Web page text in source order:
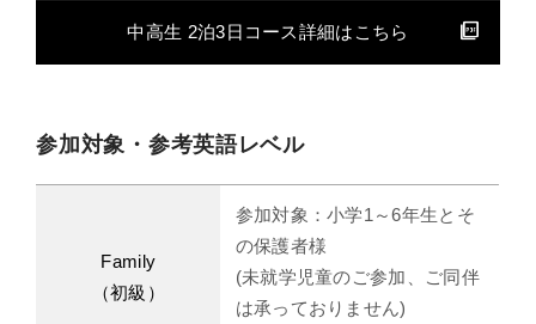
中高生 2泊3日コース詳細はこちら
参加対象・参考英語レベル
Family
（初級）
参加対象：小学1～6年生とそ
の保護者様
(未就学児童のご参加、ご同伴
は承っておりません)